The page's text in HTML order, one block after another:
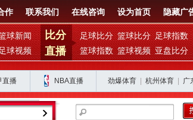
作 联系我们 在线咨询 设为首页 隐藏广
球新闻
球视频
比分
直播
足球比分 篮球比分 足球指数
篮球指数 篮球视频 亚盘比分
直播 NBA直播 劲爆体育 杭州体育 广
穆里尼奥开启皇马新篇章，阿森西奥遭冷落